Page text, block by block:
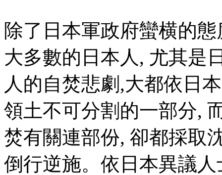
除了日本軍政府蠻横的
大多數的日本人, 尤其是
人的自焚悲劇,大都依日
領土不可分割的一部分,
焚有關連部份, 卻都採取
倒行逆施。 依日本異議